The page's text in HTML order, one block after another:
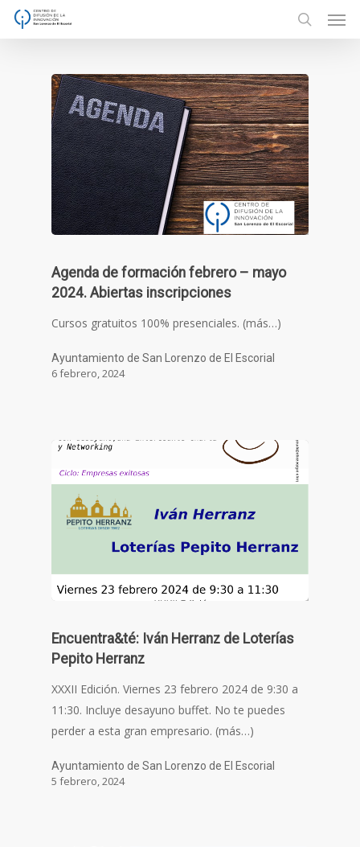
Skip
search
Agenda de formación febrero – mayo
2024. Abiertas inscripciones
Cursos gratuitos 100% presenciales. (más…)
Ayuntamiento de San Lorenzo de El Escorial
6 febrero, 2024
Encuentra&té: Iván Herranz de Loterías
Pepito Herranz
XXXII Edición. Viernes 23 febrero 2024 de 9:30 a
11:30. Incluye desayuno buffet. No te puedes
perder a esta gran empresario. (más…)
Ayuntamiento de San Lorenzo de El Escorial
5 febrero, 2024